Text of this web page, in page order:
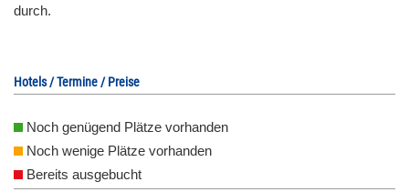
durch.
Hotels / Termine / Preise
Noch genügend Plätze vorhanden
Noch wenige Plätze vorhanden
Bereits ausgebucht